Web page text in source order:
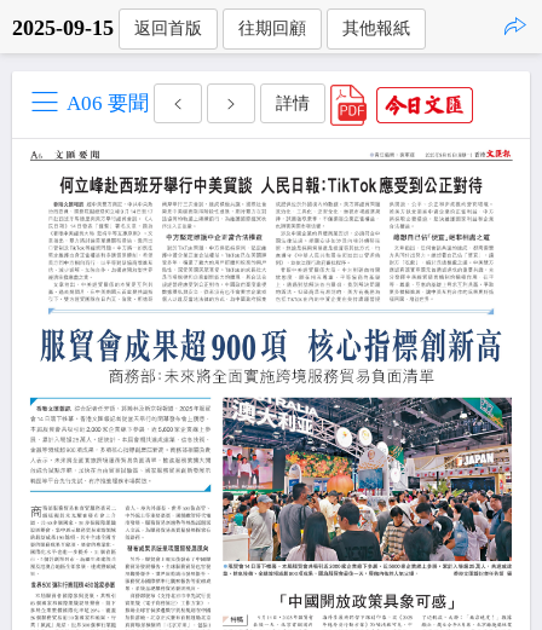
2025-09-15 返回首版 往期回顧 其他報紙
A06 要聞 詳情